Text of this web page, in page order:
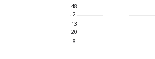
48
2
13
20
8